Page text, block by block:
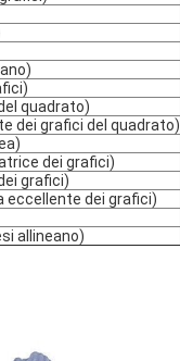
quadrato)
dei grafici del quadrato)
dei grafici)
grafici)
dei grafici)
allineano)